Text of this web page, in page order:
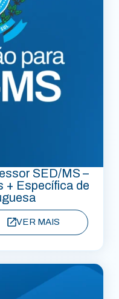
SED/MS –
+ Específica de
VER MAIS